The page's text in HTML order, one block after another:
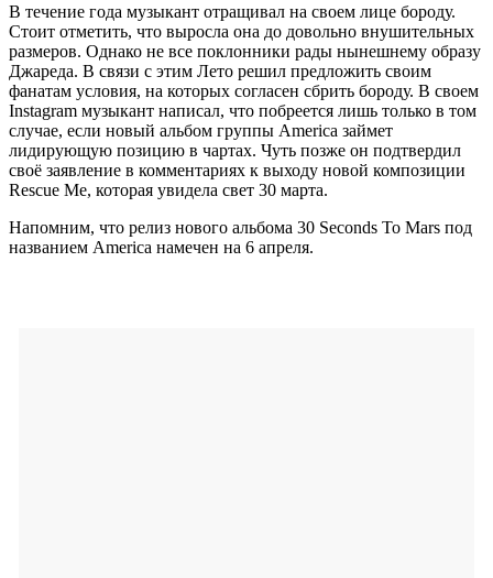
В течение года музыкант отращивал на своем лице бороду.
Стоит отметить, что выросла она до довольно внушительных
размеров. Однако не все поклонники рады нынешнему образу
Джареда. В связи с этим Лето решил предложить своим
фанатам условия, на которых согласен сбрить бороду. В своем
Instagram музыкант написал, что побреется лишь только в том
случае, если новый альбом группы America займет
лидирующую позицию в чартах. Чуть позже он подтвердил
своё заявление в комментариях к выходу новой композиции
Rescue Me, которая увидела свет 30 марта.
Напомним, что релиз нового альбома 30 Seconds To Mars под
названием America намечен на 6 апреля.